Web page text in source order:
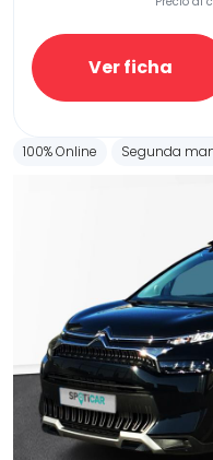
Ver ficha
100% Online Segunda